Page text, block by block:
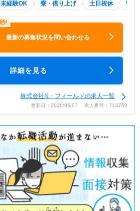
未経験OK 寮・借り上げ 土日祝休
最新の募集状況を問い合わせる
詳細を見る
株式会社N・フィールドの求人一覧
更新日：2026/05/07 求人番号：713769